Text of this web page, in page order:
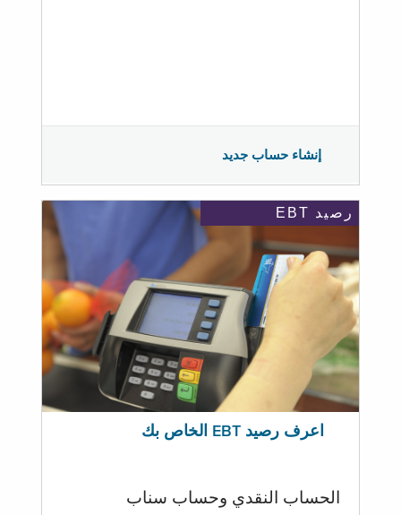
إنشاء حساب جديد
رصيد EBT
اعرف رصيد EBT الخاص بك
الحساب النقدي وحساب سناب